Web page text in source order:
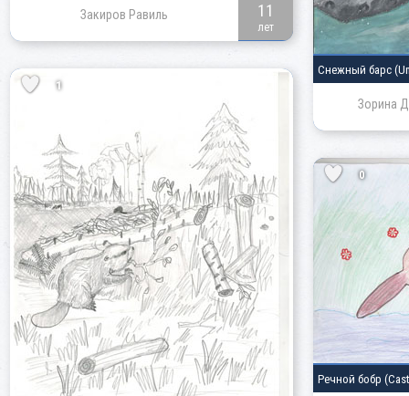
Закиров Равиль 11
лет
Снежный барс
Зорина
1
0
Речной бобр